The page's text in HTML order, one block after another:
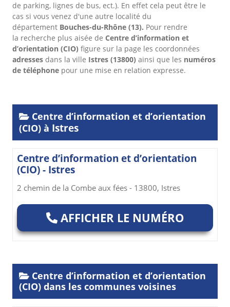
de parking, lignes de bus, ect.). En effet cela peut être le
cas si vous venez d'une autre localité du
département Bouches-du-Rhône (13). Pour rendre
la recherche plus aisée de Centre d’information et
d’orientation (CIO) figure sur la page les coordonnées
adresses dans la ville Istres (13800) ainsi que les numéros
de téléphone pour une mise en relation expresse.
Centre d’information et d’orientation
(CIO) à Istres
Centre d’information et d’orientation
(CIO) - Istres
2 chemin de la Combe aux fées - 13800, Istres
AFFICHER LE NUMÉRO
Centre d’information et d’orientation
(CIO) dans les communes voisines